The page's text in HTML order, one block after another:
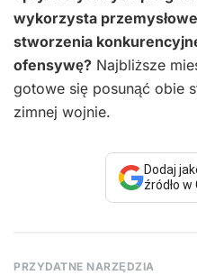
wykorzysta
stworzenia
ofensywę? Najbliższe
gotowe się posunąć obie
zimnej wojnie.
Dodaj
źródło w
PRZYDATNE NARZĘDZIA